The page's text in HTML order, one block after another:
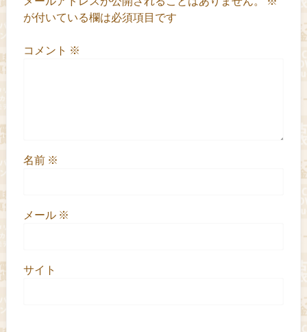
が付いている欄は必須項目です
コメント ※
名前 ※
メール ※
サイト